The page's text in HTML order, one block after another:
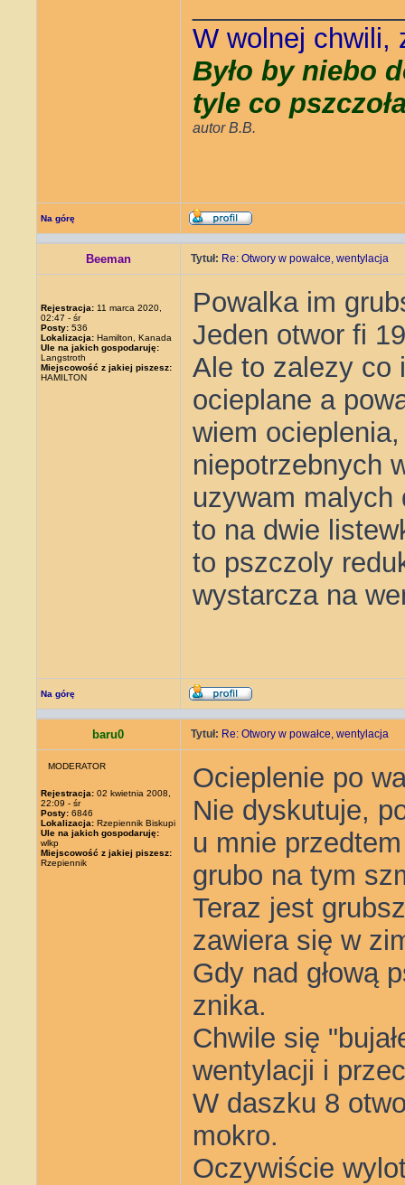
W wolnej chwili,
Było by niebo
tyle co
autor B.B.
Na górę
Beeman Tytuł: Re: Otwory w powałce, wentylacja
Rejestracja: 11 marca 2020,
02:47 - śr
Posty: 536
Lokalizacja: Hamilton, Kanada
Ule na jakich gospodaruję:
Langstroth
Miejscowość z jakiej piszesz:
HAMILTON
Powalka im
Jeden otwor fi
Ale to zalezy co
ocieplane a
wiem
niepotrzebnych
uzywam malych
to na dwie
to pszczoly
wystarcza na
Na górę
baru0 Tytuł: Re: Otwory w powałce, wentylacja
MODERATOR
Rejestracja: 02 kwietnia 2008,
22:09 - śr
Posty: 6846
Lokalizacja: Rzepiennik Biskupi
Ule na jakich gospodaruję:
wlkp
Miejscowość z jakiej piszesz:
Rzepiennik
Ocieplenie po
Nie dyskutuje,
u mnie
grubo na tym
Teraz jest
zawiera się w
Gdy nad głową
znika.
Chwile się
wentylacji i
W daszku 8
mokro.
Oczywiście